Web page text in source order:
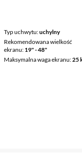
Typ uchwytu uchylny
Rekomendowana wielkość
ekranu 19" - 48"
Maksymalna waga ekranu 25